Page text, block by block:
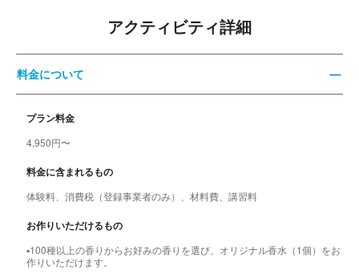
アクティビティ詳細
料金について
プラン料金
4,950円〜
料金に含まれるもの
体験料、消費税（登録事業者のみ）、材料費、講習料
お作りいただけるもの
▪️100種以上の香りからお好みの香りを選び、オリジナル香水（1個）をお
作りいただけます。